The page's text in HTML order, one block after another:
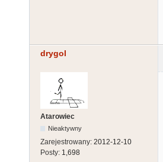
drygol
Atarowiec
Nieaktywny
Zarejestrowany: 2012-12-10
Posty: 1,698